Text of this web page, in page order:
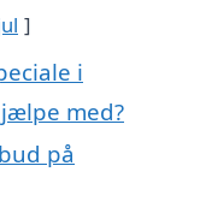
i
med?
på